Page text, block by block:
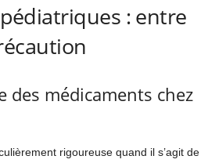
: entre
des médicaments chez
rigoureuse quand il s’agit de